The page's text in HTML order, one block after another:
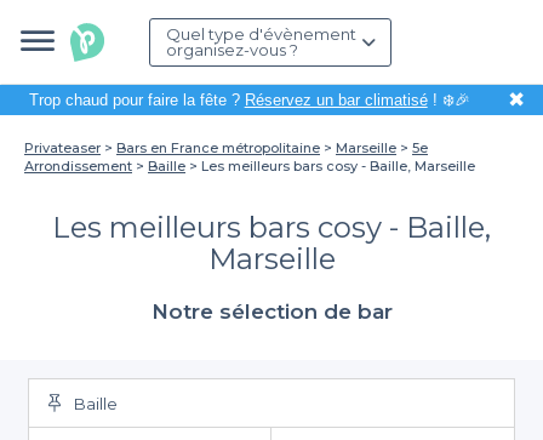
Quel type d'évènement
organisez-vous ?
Trop chaud pour faire la fête ? Réservez un bar climatisé! ❄️🎉 ✖
Privateaser Bars en France métropolitaine Marseille
5e
Arrondissement
Baille Les meilleurs bars cosy - Baille, Marseille
Les meilleurs bars cosy - Baille,
Marseille
Notre sélection de bar
Baille